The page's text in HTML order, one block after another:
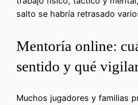
salto se habría retrasado
Mentoría online:
sentido y qué
Muchos jugadores y familias